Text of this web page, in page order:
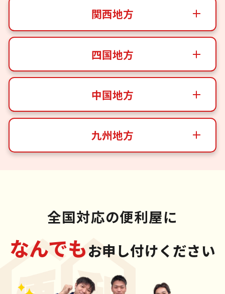
関西地方
四国地方
中国地方
九州地方
全国対応の便利屋に
なんでもお申し付けください